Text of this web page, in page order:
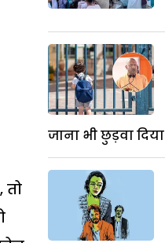
तो
जाना भी छुड़वा दिया